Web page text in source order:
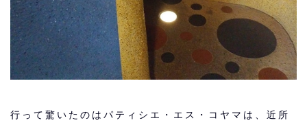
行って驚いたのはパティシエ・エス・コヤマは、近所